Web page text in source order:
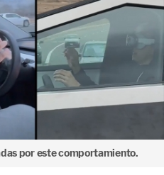
por este comportamiento.